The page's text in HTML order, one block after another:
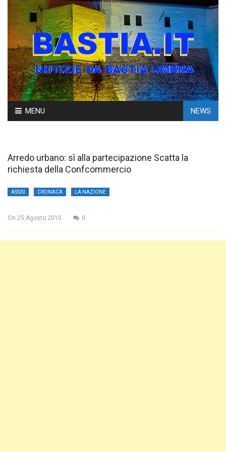
Skip
to
MENU NEWS
Arredo urbano: sì alla partecipazione Scatta la
richiesta della Confcommercio
ASSISI CRONACA LA NAZIONE
On 25 Agosto 2010 0